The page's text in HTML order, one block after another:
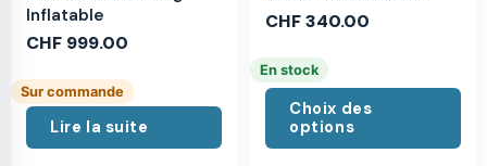
Inflatable
CHF 999.00
Sur commande
Lire la suite
CHF340.00
En stock
Choix des
options